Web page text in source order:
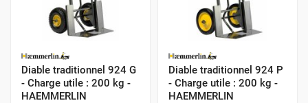
Diable traditionnel 924 G
- Charge utile : 200 kg -
HAEMMERLIN
Diable traditionnel 924 P
- Charge utile : 200 kg -
HAEMMERLIN